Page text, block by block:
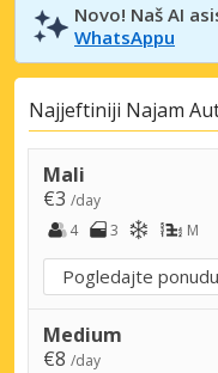
Novo! Naš AI
WhatsAppu
Najjeftiniji Najam
Mali
€3 /day
4
3 M
Pogledajte ponudu
Medium
€8 /day